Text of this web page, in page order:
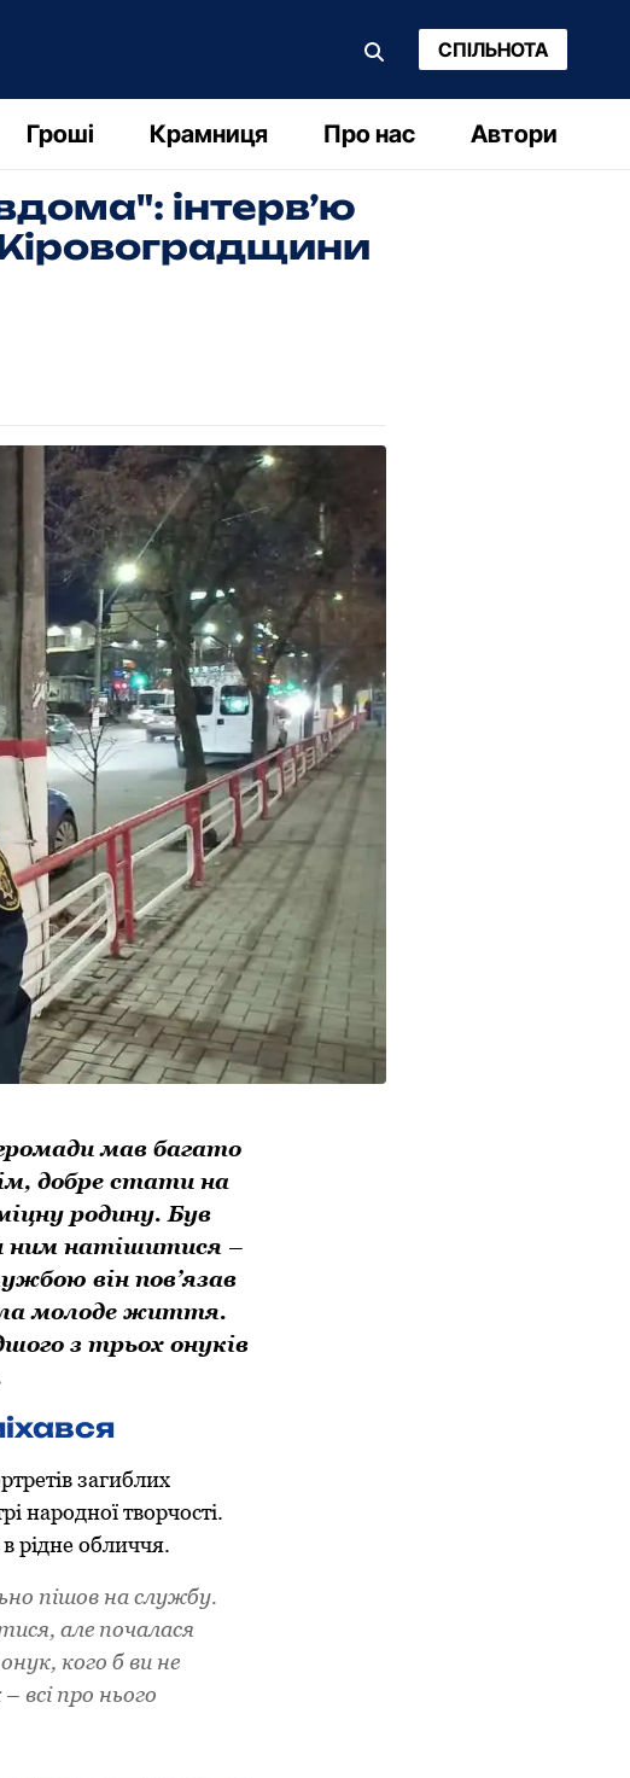
СПІЛЬНОТА
Гроші Крамниця Про нас Автори
інтерв’ю
мав багато
добре стати на
родину. Був
ним натішитися –
він пов’язав
молоде життя.
з трьох онуків
загиблих
народної творчості.
рідне обличчя.
пішов на службу.
але почалася
кого б ви не
всі про нього